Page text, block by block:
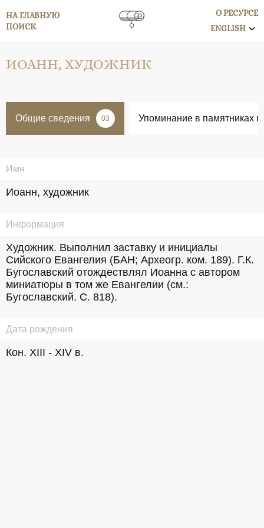
НА ГЛАВНУЮ
ПОИСК
О РЕСУРСЕ
ENGLISH
ИОАНН, ХУДОЖНИК
Общие сведения 03 Упоминание в памятниках
Имя
Иоанн, художник
Информация
Художник. Выполнил заставку и инициалы
Сийского Евангелия (БАН; Археогр. ком. 189). Г.К.
Бугославский отождествлял Иоанна с автором
миниатюры в том же Евангелии (см.:
Бугославский. С. 818).
Дата рождения
Кон. XIII - XIV в.